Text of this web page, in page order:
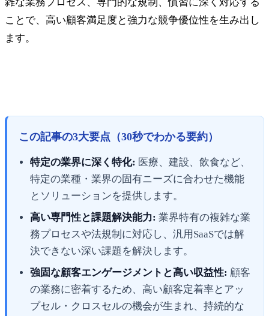
ことで、高い顧客満足度と強力な競争優位性を生み出し
ます。
この記事の3大要点（30秒でわかる要約）
特定の業界に深く特化: 医療、建設、飲食など、
特定の業種・業界の固有ニーズに合わせた機能
とソリューションを提供します。
高い専門性と課題解決能力: 業界特有の複雑な業
務プロセスや法規制に対応し、汎用SaaSでは解
決できない深い課題を解決します。
強固な顧客エンゲージメントと高い収益性: 顧客
の業務に密着するため、高い顧客定着率とアッ
プセル・クロスセルの機会が生まれ、持続的な